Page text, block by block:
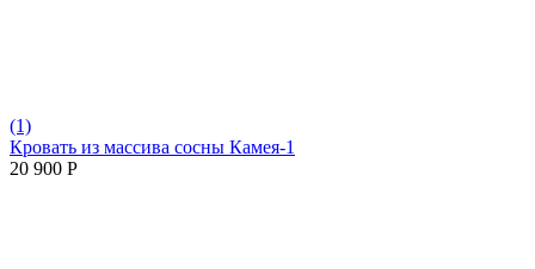
(1)
Кровать из массива сосны Камея-1
20 900 Р